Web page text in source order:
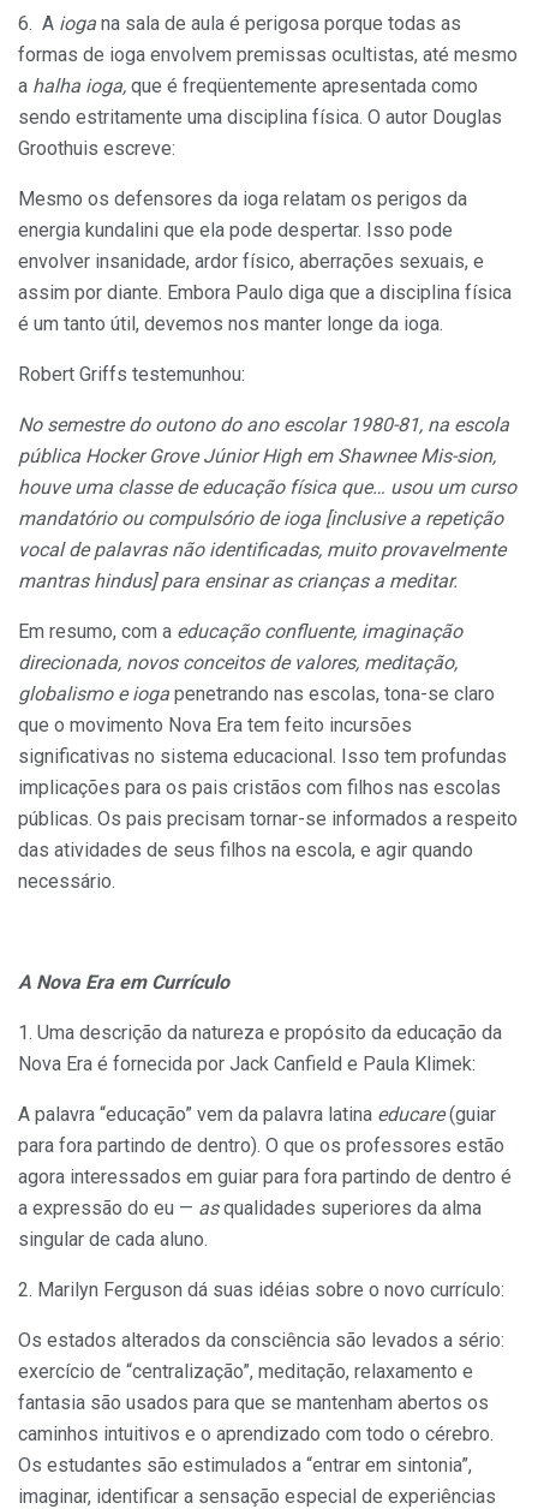
6. A ioga na sala de aula é perigosa porque todas as
formas de ioga envolvem premissas ocultistas, até mesmo
a halha ioga, que é freqüentemente apresentada como
sendo estritamente uma disci­plina física. O autor Douglas
Groothuis escreve:
Mesmo os defensores da ioga relatam os perigos da
energia kundalini que ela pode despertar. Isso pode
envolver insanidade, ardor físico, aberrações sexuais, e
assim por diante. Embora Paulo diga que a disciplina física
é um tanto útil, devemos nos manter longe da ioga.
Robert Griffs testemunhou:
No semestre do outono do ano escolar 1980-81, na escola
pública Hocker Grove Júnior High em Shawnee Mis-sion,
houve uma classe de educação física que… usou um curso
mandatório ou compulsório de ioga [inclusive a repetição
vocal de palavras não identificadas, muito provavelmente
mantras hindus] para ensinar as crian­ças a meditar.
Em resumo, com a educação confluente, imaginação
direcionada, novos conceitos de valores, meditação,
globalismo e ioga penetrando nas escolas, tona-se claro
que o movimento Nova Era tem feito incursões
significativas no sistema educacional. Isso tem profun­das
implicações para os pais cristãos com filhos nas escolas
públi­cas. Os pais precisam tornar-se informados a respeito
das ativida­des de seus filhos na escola, e agir quando
necessário.
A Nova Era em Currículo
1. Uma descrição da natureza e propósito da educação da
Nova Era é fornecida por Jack Canfield e Paula Klimek:
A palavra “educação” vem da palavra latina educare(guiar
para fora partindo de dentro). O que os professo­res estão
agora interessados em guiar para fora partindo de dentro é
a expressão do eu — asqualidades superiores da alma
singular de cada aluno.
2. Marilyn Ferguson dá suas idéias sobre o novo currículo:
Os estados alterados da consciência são levados a sério:
exercício de “centralização”, meditação, relaxamento e
fantasia são usados para que se mantenham abertos os
caminhos intuitivos e o aprendizado com todo o cére­bro.
Os estudantes são estimulados a “entrar em sinto­nia”,
imaginar, identificar a sensação especial de expe­riências